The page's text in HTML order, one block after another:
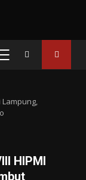
PRIMARY
Lampung,
HIPMI